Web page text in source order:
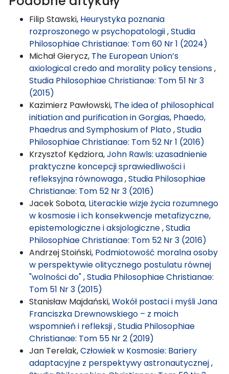
Filip Stawski, Heurystyka poznania
rozproszonego w psychopatologii,Studia
Philosophiae Christianae: Tom 60 Nr 1 (2024)
Michał Gierycz, The European Union’s
axiological credo and morality policy tensions,
Studia Philosophiae Christianae: Tom 51 Nr 3
(2015)
Kazimierz Pawłowski, The idea of philosophical
initiation and purification in Gorgias, Phaedo,
Phaedrus and Symphosium of Plato,Studia
Philosophiae Christianae: Tom 52 Nr 1 (2016)
Krzysztof Kędziora,John Rawls: uzasadnienie
praktyczne koncepcji sprawiedliwości i
refleksyjna równowaga,Studia Philosophiae
Christianae: Tom 52 Nr 3 (2016)
Jacek Sobota, Literackie wizje życia rozumnego
w kosmosie i ich konsekwencje metafizyczne,
epistemologiczne i aksjologiczne,Studia
Philosophiae Christianae: Tom 52 Nr 3 (2016)
Andrzej Stoiński, Podmiotowość moralna osoby
w perspektywie olitycznego postulatu równej
"wolności do",Studia Philosophiae Christianae:
Tom 51 Nr 3 (2015)
Stanisław Majdański,Wokół postaci i myśli Jana
Franciszka Drewnowskiego – z moich
wspomnień i refleksji,Studia Philosophiae
Christianae: Tom 55 Nr 2 (2019)
Jan Terelak,Człowiek w Kosmosie: Bariery
adaptacyjne z perspektywy astronautycznej,